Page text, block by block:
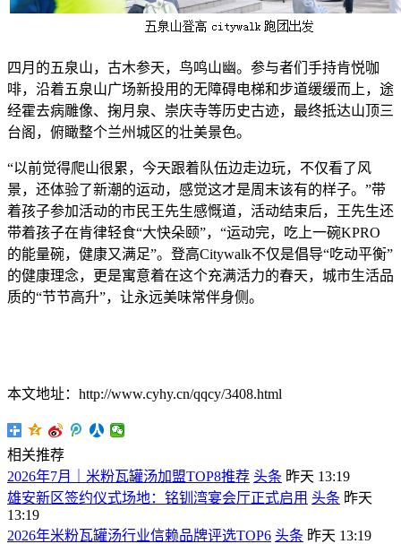
四月的五泉山，古木参天，鸟鸣山幽。参与者们手持肯悦咖
啡，沿着五泉山广场新投用的无障碍电梯和步道缓缓而上，途
经霍去病雕像、掬月泉、崇庆寺等历史古迹，最终抵达山顶三
台阁，俯瞰整个兰州城区的壮美景色。
“以前觉得爬山很累，今天跟着队伍边走边玩，不仅看了风
景，还体验了新潮的运动，感觉这才是周末该有的样子。”带
着孩子参加活动的市民王先生感慨道，活动结束后，王先生还
带着孩子在肯律轻食“大快朵颐”，“运动完，吃上一碗KPRO
的能量碗，健康又满足”。登高Citywalk不仅是倡导“吃动平衡”
的健康理念，更是寓意着在这个充满活力的春天，城市生活品
质的“节节高升”，让永远美味常伴身侧。
本文地址：http://www.cyhy.cn/qqcy/3408.html
相关推荐
2026年7月｜米粉瓦罐汤加盟TOP8推荐 头条 昨天 13:19
雄安新区签约仪式场地：铭钏湾宴会厅正式启用 头条 昨天
13:19
2026年米粉瓦罐汤行业信赖品牌评选TOP6 头条 昨天 13:19